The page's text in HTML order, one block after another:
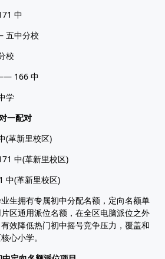
中
中分校
校
166 中
学
一配对
新里校区)
中(革新里校区)
(革新里校区)
拥有专属初中分配名额，定向名额单
区通用派位名额，在全区电脑派位之外
效降低热门初中摇号竞争压力，覆盖和
心小学。